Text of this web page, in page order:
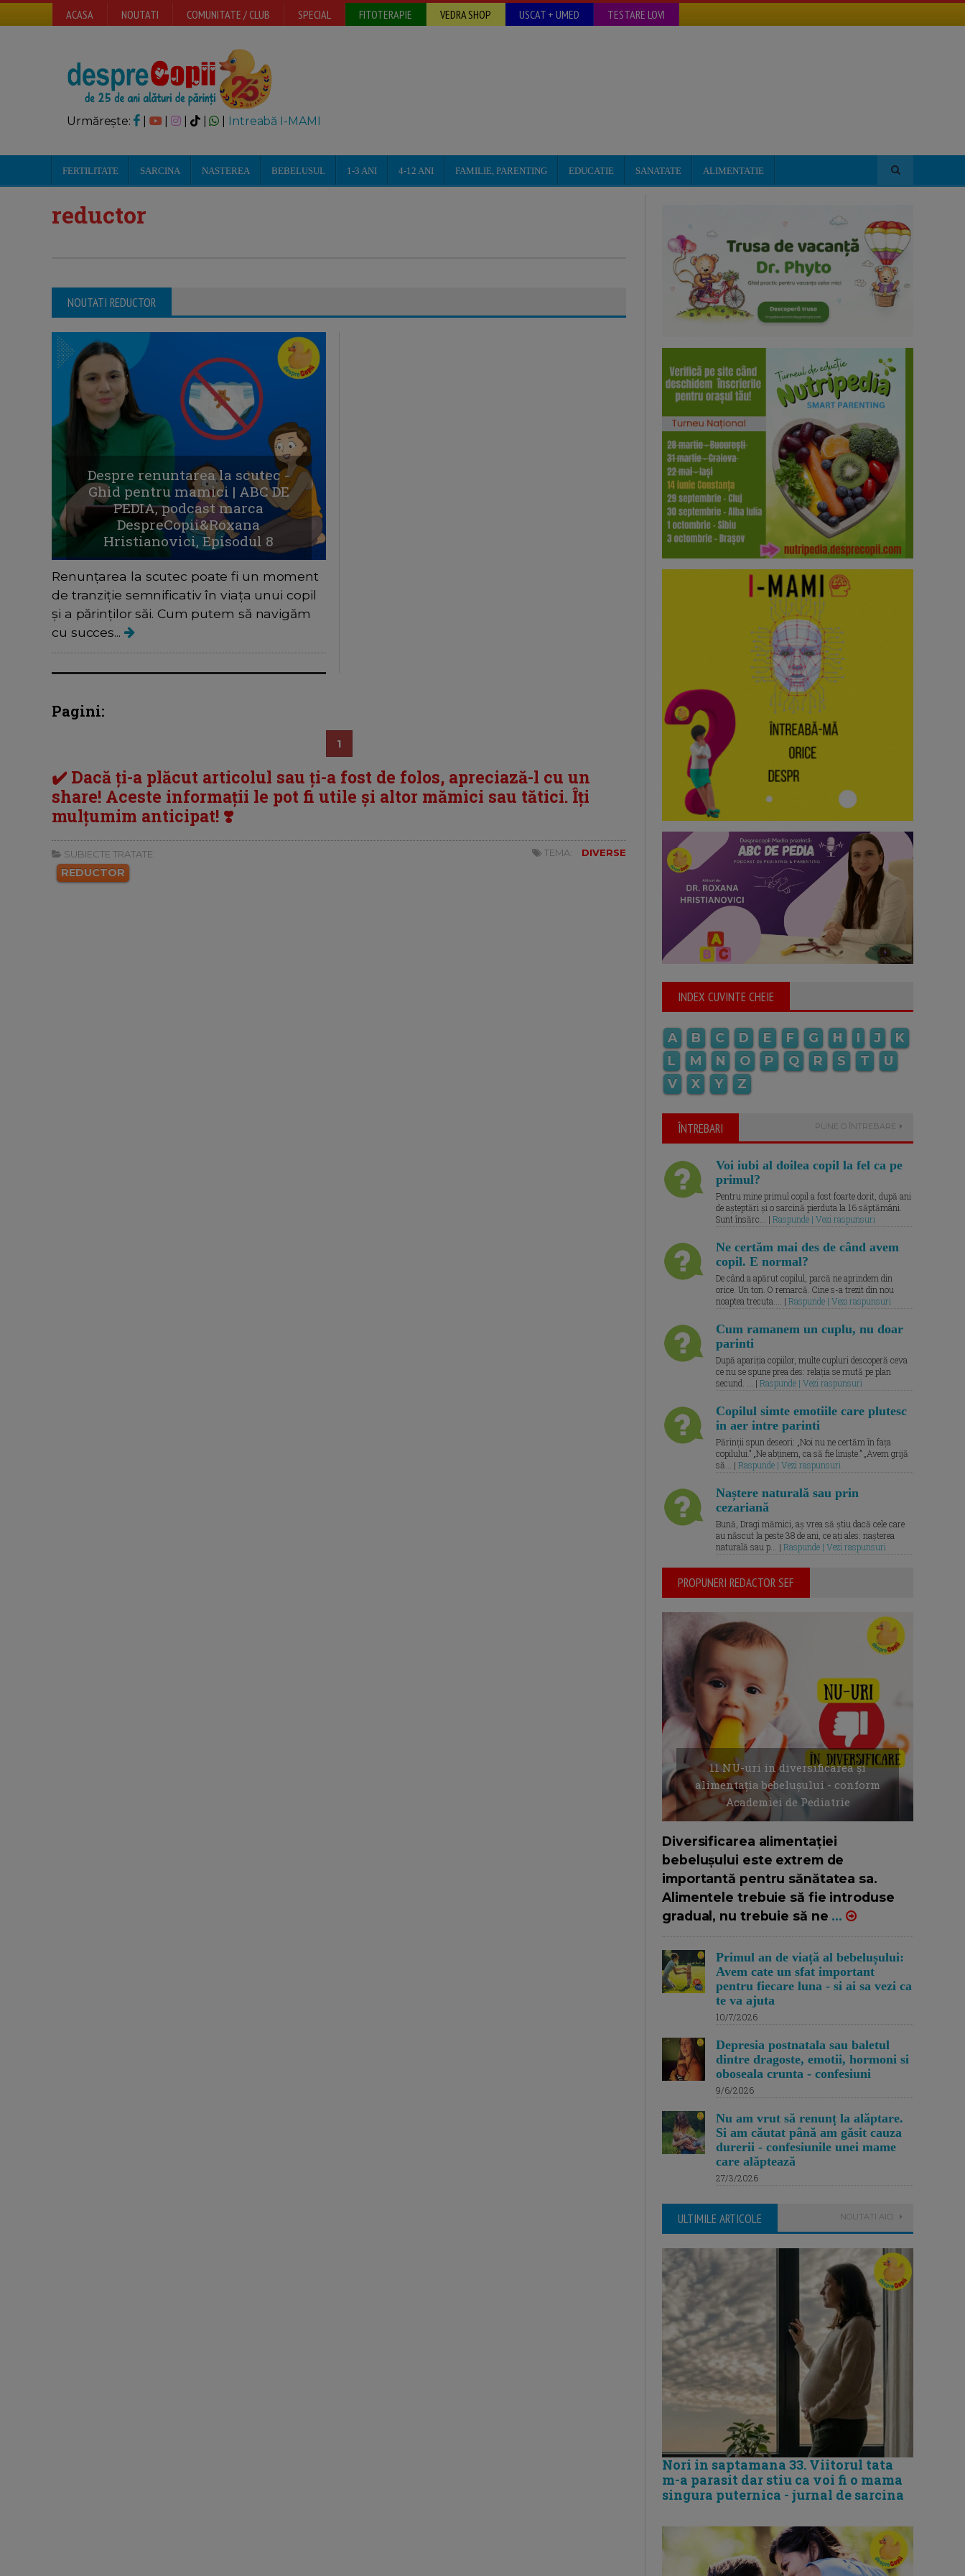
ACASA NOUTATI COMUNITATE / CLUB SPECIAL FITOTERAPIE VEDRA SHOP USCAT + UMED TESTARE LOVI
Urmărește: | | Intreabă I-MAMI
FERTILITATE SARCINA NASTEREA BEBELUSUL 1-3 ANI 4-12 ANI FAMILIE, PARENTING EDUCATIE SANATATE ALIMENTATIE
reductor
NOUTATI REDUCTOR
Despre renuntarea la scutec -
Ghid pentru mamici | ABC DE
PEDIA, podcast marca
DespreCopii&Roxana
Hristianovici, Episodul 8
Renunțarea la scutec poate fi un moment
de tranziție semnificativ în viața unui copil
și a părinților săi. Cum putem să navigăm
cu succes...
Pagini:
1
✔️ Dacă ți-a plăcut articolul sau ți-a fost de folos, apreciază-l cu un
share! Aceste informații le pot fi utile și altor mămici sau tătici. Îți
mulțumim anticipat! ❣️
SUBIECTE TRATATE:
REDUCTOR
TEMA: DIVERSE
INDEX CUVINTE CHEIE
A B C D E F G H I J
K
L
M N O P Q R S T
U
V
X Y Z
ÎNTREBARI PUNE O ÎNTREBARE
Voi iubi al doilea copil la fel ca pe
primul?
Pentru mine primul copil a fost foarte dorit, după ani
de așteptări și o sarcină pierduta la 16 săptămâni.
Sunt însărc... | Raspunde | Vezi raspunsuri
Ne certăm mai des de când avem
copil. E normal?
De când a apărut copilul, parcă ne aprindem din
orice. Un ton. O remarcă. Cine s-a trezit din nou
noaptea trecuta.... | Raspunde | Vezi raspunsuri
Cum ramanem un cuplu, nu doar
parinti
După apariția copiilor, multe cupluri descoperă ceva
ce nu se spune prea des: relația se mută pe plan
secund. ... | Raspunde | Vezi raspunsuri
Copilul simte emotiile care plutesc
in aer intre parinti
Părinții spun deseori: „Noi nu ne certăm în fața
copilului.” „Ne abținem, ca să fie liniște.” „Avem grijă
să... | Raspunde | Vezi raspunsuri
Naștere naturală sau prin
cezariană
Bună, Dragi mămici, aș vrea să știu dacă cele care
au născut la peste 38 de ani, ce ați ales: nașterea
naturală sau p... | Raspunde | Vezi raspunsuri
PROPUNERI REDACTOR SEF
11 NU-uri in diversificarea și
alimentația bebelușului - conform
Academiei de Pediatrie
Diversificarea alimentației
bebelușului este extrem de
importantă pentru sănătatea sa.
Alimentele trebuie să fie introduse
gradual, nu trebuie să ne ...
Primul an de viață al bebelușului:
Avem cate un sfat important
pentru fiecare luna - si ai sa vezi ca
te va ajuta
10/7/2026
Depresia postnatala sau baletul
dintre dragoste, emotii, hormoni si
oboseala crunta - confesiuni
9/6/2026
Nu am vrut să renunț la alăptare.
Si am căutat până am găsit cauza
durerii - confesiunile unei mame
care alăptează
27/3/2026
ULTIMILE ARTICOLE NOUTATI AICI
Nori in saptamana 33. Viitorul tata
m-a parasit dar stiu ca voi fi o mama
singura puternica - jurnal de sarcina